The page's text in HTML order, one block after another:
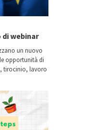
di webinar
un nuovo
opportunità di
tirocinio, lavoro